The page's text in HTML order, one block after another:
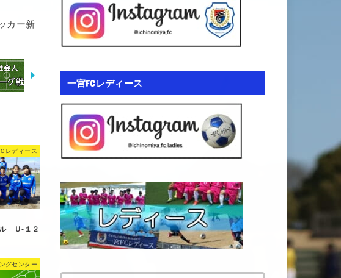
カー新
レディース
Ｕ-１２
グセンター
一宮FCレディース